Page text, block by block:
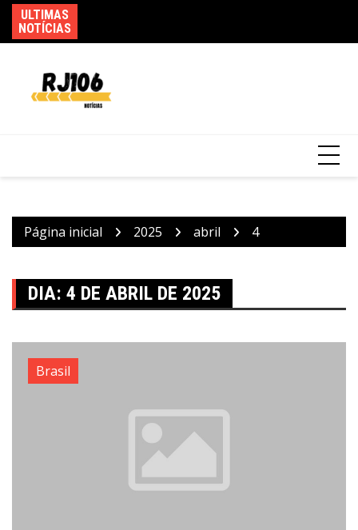
para
o
ULTIMAS
NOTÍCIAS
Página inicial 2025 abril 4
DIA: 4 DE ABRIL DE 2025
Brasil